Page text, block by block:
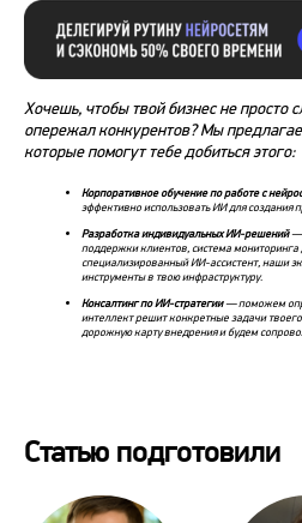
Хочешь, чтобы твой бизнес не просто
опережал конкурентов? Мы
которые помогут тебе добиться этого:
Корпоративное обучение по работе с
эффективно использовать ИИ для создания
Разработка индивидуальных ИИ-решений—
поддержки клиентов, система мониторинга
специализированный ИИ-ассистент, наши
инструменты в твою инфраструктуру.
Консалтинг по ИИ-стратегии— поможем
интеллект решит конкретные задачи
дорожную карту внедрения и будем
Статью подготовили